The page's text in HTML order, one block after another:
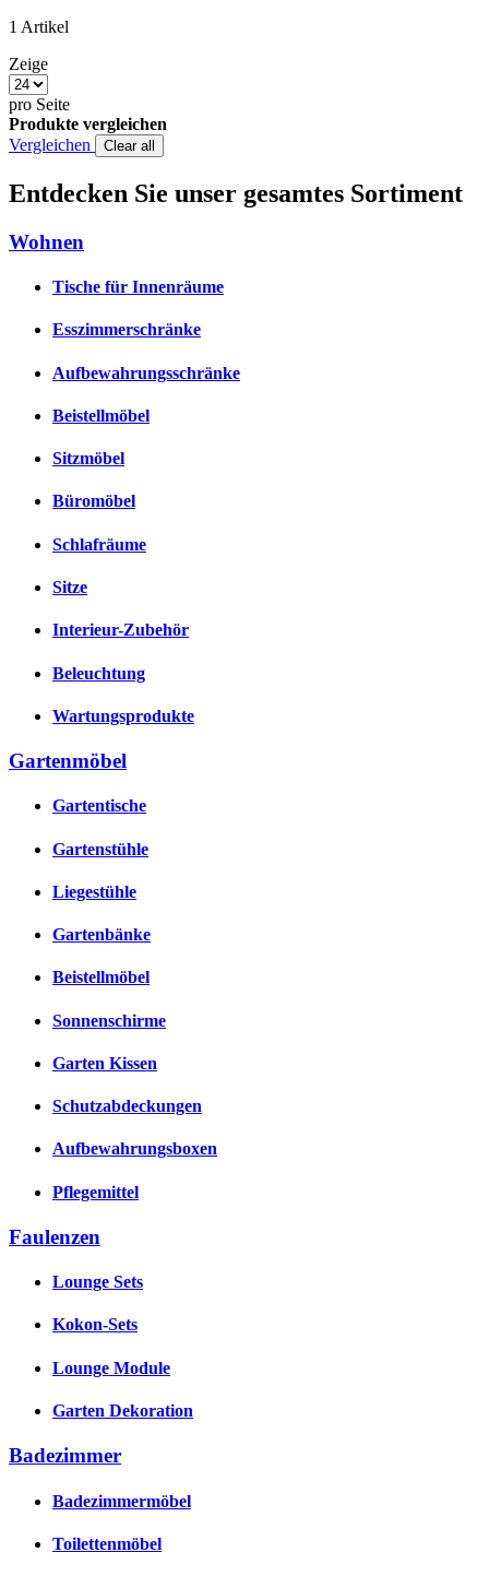
1 Artikel
Zeige
pro Seite
Produkte vergleichen
Vergleichen
Clear all
Entdecken Sie unser gesamtes Sortiment
Wohnen
Tische für Innenräume
Esszimmerschränke
Aufbewahrungsschränke
Beistellmöbel
Sitzmöbel
Büromöbel
Schlafräume
Sitze
Interieur-Zubehör
Beleuchtung
Wartungsprodukte
Gartenmöbel
Gartentische
Gartenstühle
Liegestühle
Gartenbänke
Beistellmöbel
Sonnenschirme
Garten Kissen
Schutzabdeckungen
Aufbewahrungsboxen
Pflegemittel
Faulenzen
Lounge Sets
Kokon-Sets
Lounge Module
Garten Dekoration
Badezimmer
Badezimmermöbel
Toilettenmöbel